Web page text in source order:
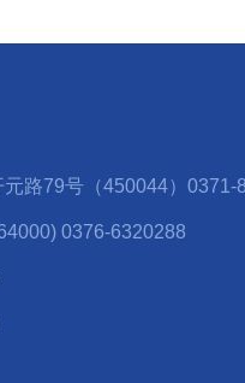
路79号（450044）0371-
0376-6320288